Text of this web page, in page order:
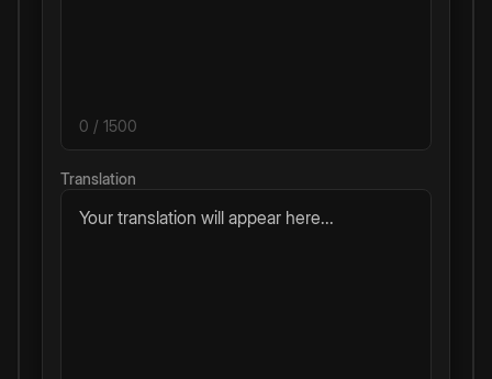
0 / 1500
Translation
Your translation will appear here...